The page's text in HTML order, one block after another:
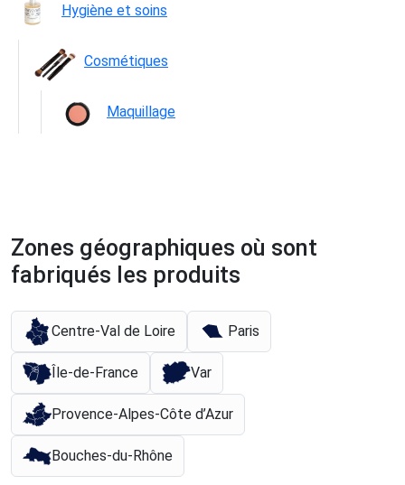
Hygiène et soins
Cosmétiques
Maquillage
Zones géographiques où sont
fabriqués les produits
Centre-Val de Loire Paris
Île-de-France Var
Provence-Alpes-Côte d’Azur
Bouches-du-Rhône